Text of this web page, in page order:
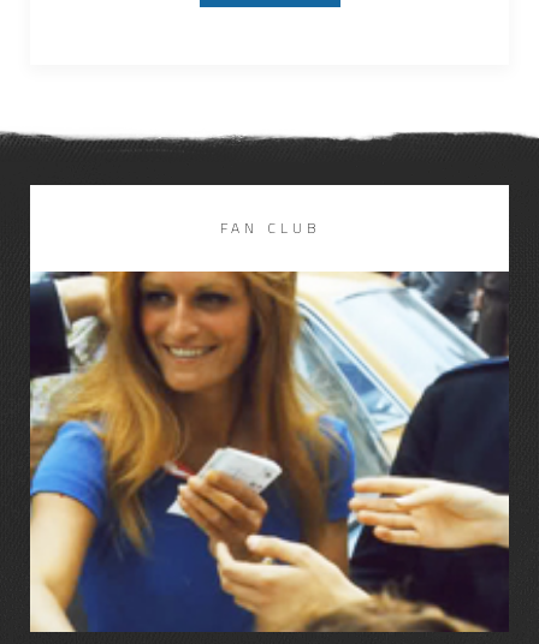
FAN CLUB
LIRE LA SUITE